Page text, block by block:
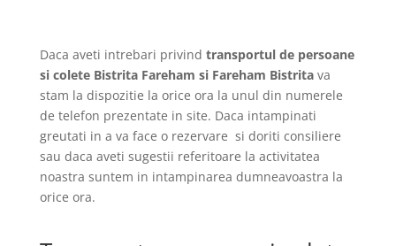
Daca aveti intrebari privind transportul de persoane
si colete Bistrita Fareham si Fareham Bistrita va
stam la dispozitie la orice ora la unul din numerele
de telefon prezentate in site. Daca intampinati
greutati in a va face o rezervare si doriti consiliere
sau daca aveti sugestii referitoare la activitatea
noastra suntem in intampinarea dumneavoastra la
orice ora.